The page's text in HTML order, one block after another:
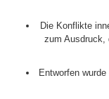
Die Konflikte
zum Ausdruck,
Entworfen